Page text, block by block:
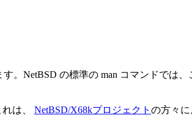
。NetBSD の標準の man コマンドでは
は、 NetBSD/X68kプロジェクト の方々に